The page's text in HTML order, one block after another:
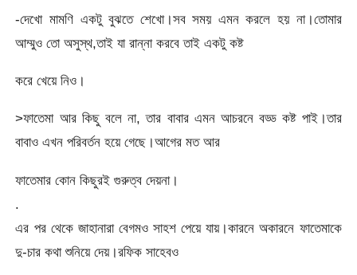
-দেখো মামণি একটু বুঝতে শেখো।সব সময় এমন করলে হয় না।তোমার
আম্মুও তো অসুস্থ,তাই যা রান্না করবে তাই একটু কষ্ট
করে খেয়ে নিও।
>ফাতেমা আর কিছু বলে না, তার বাবার এমন আচরনে বড্ড কষ্ট পাই।তার
বাবাও এখন পরিবর্তন হয়ে গেছে।আগের মত আর
ফাতেমার কোন কিছুরই গুরুত্ব দেয়না।
.
এর পর থেকে জাহানারা বেগমও সাহশ পেয়ে যায়।কারনে অকারনে ফাতেমাকে
দু-চার কথা শুনিয়ে দেয়।রফিক সাহেবও